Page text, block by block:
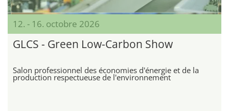
12. - 16. octobre 2026
GLCS - Green Low-Carbon Show
Salon professionnel des économies d'énergie et de la
production respectueuse de l'environnement